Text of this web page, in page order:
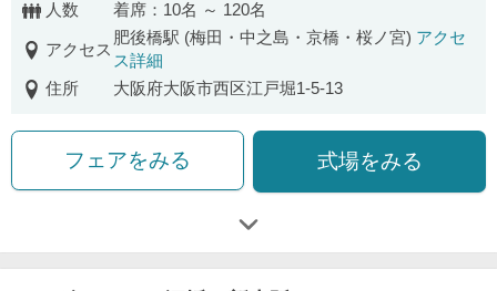
人数
着席：10名 ～ 120名
アクセス
肥後橋駅 (梅田・中之島・京橋・桜ノ宮) アクセ
ス詳細
住所
大阪府大阪市西区江戸堀1-5-13
フェアをみる 式場をみる